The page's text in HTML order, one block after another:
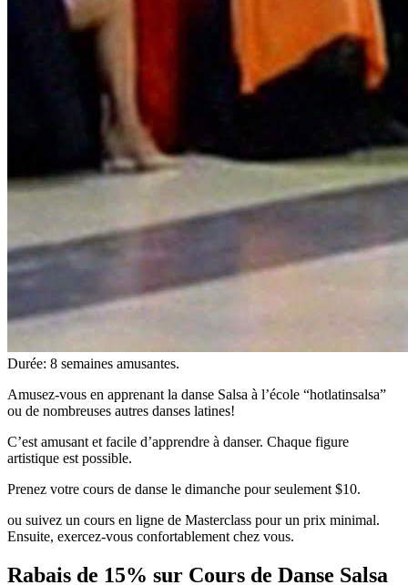
Durée: 8 semaines amusantes.
Amusez-vous en apprenant la danse Salsa à l’école “hotlatinsalsa”
ou de nombreuses autres danses latines!
C’est amusant et facile d’apprendre à danser. Chaque figure
artistique est possible.
Prenez votre cours de danse le dimanche pour seulement $10.
ou suivez un cours en ligne de Masterclass pour un prix minimal.
Ensuite, exercez-vous confortablement chez vous.
Rabais de 15% sur Cours de Danse Salsa